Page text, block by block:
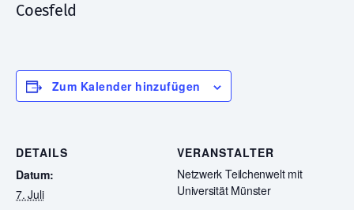
Coesfeld
Zum Kalender hinzufügen
DETAILS
Datum:
7. Juli
VERANSTALTER
Netzwerk Teilchenwelt mit
Universität Münster